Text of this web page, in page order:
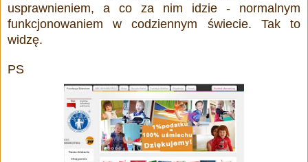
usprawnieniem, a co za nim idzie - normalnym
funkcjonowaniem w codziennym świecie. Tak to
widzę.
PS